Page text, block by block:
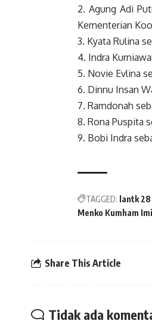
2. Agung Adi
Kementerian
3. Kyata Rulina
4. Indra
5. Novie Evlina
6. Dinnu Insan
7. Ramdonah
8. Rona Puspita
9. Bobi Indra
TAGGED: lantk
Menko Kumham
Share This Article
Tidak ada